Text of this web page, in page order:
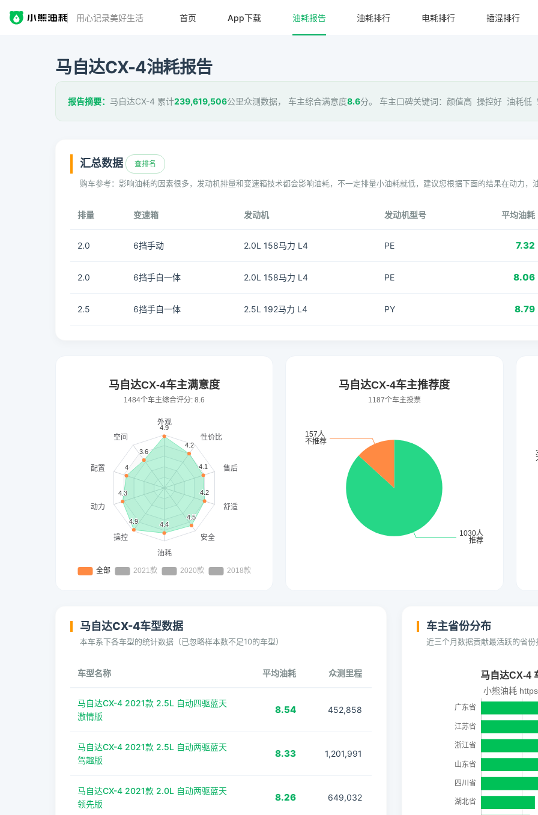
用心记录美好生活 首页 App下载 油耗报告 油耗排行 电耗排行 插混排行
马自达CX-4油耗报告
报告摘要： 马自达CX-4 累计239,619,506公里众测数据， 车主综合满意度8.6分。 车主口碑关键词：颜值高 操控好 油耗
汇总数据 查排名
购车参考：影响油耗的因素很多，发动机排量和变速箱技术都会影响油耗，不一定排量小油耗就低，建议您根据下面的结果在动力
排量 变速箱 发动机 发动机型号 平均油耗
2.0 6挡手动 2.0L 158马力 L4 PE 7.32
2.0 6挡手自一体 2.0L 158马力 L4 PE 8.06
2.5 6挡手自一体 2.5L 192马力 L4 PY 8.79
马自达CX-4车型数据
本车系下各车型的统计数据（已忽略样本数不足10的车型）
车型名称 平均油耗 众测里程
马自达CX-4 2021款 2.5L 自动四驱蓝天
激情版
8.54 452,858
马自达CX-4 2021款 2.5L 自动两驱蓝天
驾趣版
8.33 1,201,991
马自达CX-4 2021款 2.0L 自动两驱蓝天
领先版
8.26 649,032
车主省份分布
近三个月数据贡献最活跃的省份